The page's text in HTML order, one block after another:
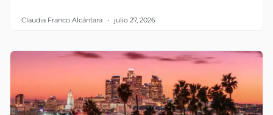
Claudia Franco Alcántara julio 27, 2026